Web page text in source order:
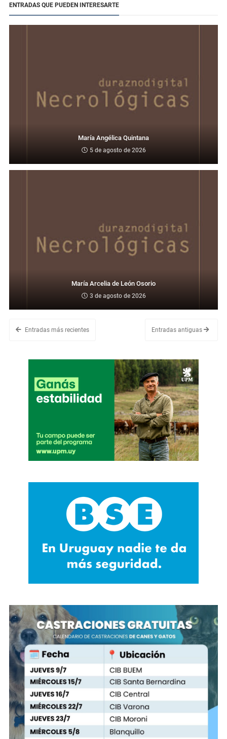
ENTRADAS QUE PUEDEN INTERESARTE
María Angélica Quintana
5 de agosto de 2026
María Arcelia de León Osorio
3 de agosto de 2026
Entradas más recientes Entradas antiguas